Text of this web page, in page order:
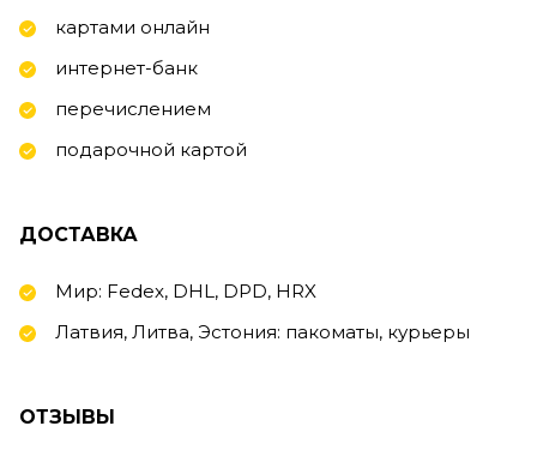
картами онлайн
интернет-банк
перечислением
подарочной картой
ДОСТАВКА
Мир: Fedex, DHL, DPD, HRX
Латвия, Литва, Эстония: пакоматы, курьеры
ОТЗЫВЫ